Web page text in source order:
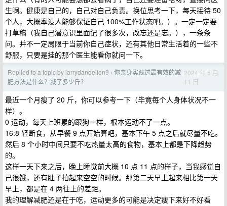
生啊。健康是自己的，自己对自己负责。换位思考一下，每天接待 50
个人，大概率没人能够保证自己 100%工作状态吧。）。一定一定要
打草稿（我自己潜意识里面记了很多次，改忘还是忘。），一条条
问。并不一定局限于当前你自己症状，还有其他日常生活着的一些不
舒服，只要是挂的那个医生能看你就问一下。
Replied to a topic by larrydandelion9 › 你亲身实践过最有效的减
肥方法是什么？减了多少斤？
2024 年 5 月
11 日
最近一个月瘦了 20 斤，你可以参考一下（毕竟每个人身体状况不一
样）。
0 运动，每天上班累的跟狗一样，根本运动不了一点。
16:8 轻断食，从早餐 9 点开始算吧，基本下午 5 点之后就尽量不吃。
然后 8 个小时中间只要不吃热量太高的食物，基本上都是下降趋势
的。
这样一天下来之后，晚上睡觉前大概 10 点 11 点的样子，当我感觉自
己很饿，还有肚子拍起来空空的时候。那第二天早上起来相比第一天
早上，都是在 4 两往上的差距。
我的理解减肥还是在于吃，运动更多的可能是决定瘦下来好不好看